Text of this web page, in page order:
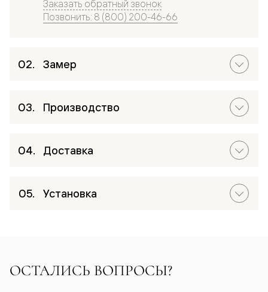
Заказать обратный звонок
Позвонить: 8 (800) 200-46-66
Замер
Производство
Доставка
Установка
ОСТАЛИСЬ ВОПРОСЫ?